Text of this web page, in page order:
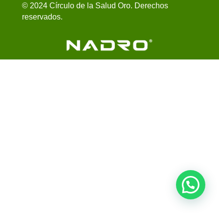
© 2024 Círculo de la Salud Oro. Derechos
reservados.